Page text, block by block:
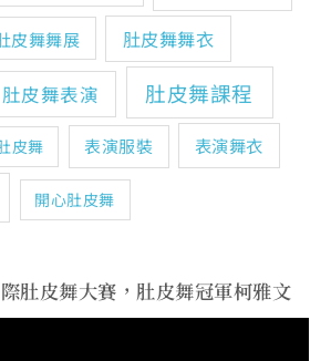
皮舞舞展 肚皮舞舞衣
肚皮舞表演 肚皮舞課程
皮舞 表演服裝 表演舞衣
開心肚皮舞
肚皮舞大賽，肚皮舞冠軍柯雅文